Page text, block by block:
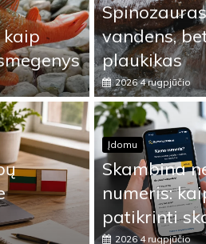
autobuso, mažytės
kaip
vandens,
plaukikas
2026 4 rugpjūčio
Įdomu
Skambina
numeris:
patikrinti
2026 4 rugpjūčio